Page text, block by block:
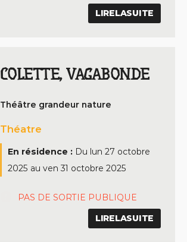
LIRELASUITE
COLETTE, VAGABONDE
Théâtre grandeur nature
Théatre
En résidence : Du lun 27 octobre
2025 au ven 31 octobre 2025
PAS DE SORTIE PUBLIQUE
LIRELASUITE